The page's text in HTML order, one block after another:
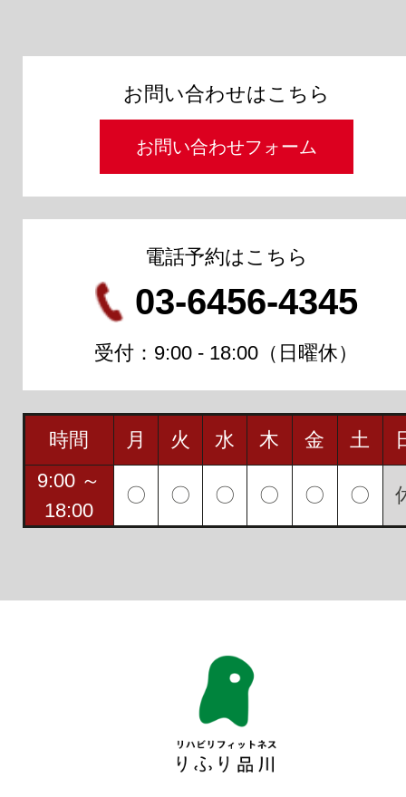
お問い合わせはこちら
お問い合わせフォーム
電話予約はこちら
03-6456-4345
受付：9:00 - 18:00（日曜休）
時間 月 火 水 木 金 土
9:00 ～
18:00
〇 〇 〇 〇 〇 〇